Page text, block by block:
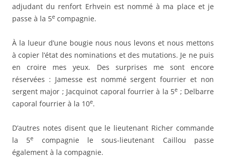
adjudant du renfort Erhvein est nommé à ma place et je
passe à la 5e compagnie.
À la lueur d’une bougie nous nous levons et nous mettons
à copier l’état des nominations et des mutations. Je ne puis
en croire mes yeux. Des surprises me sont encore
réservées : Jamesse est nommé sergent fourrier et non
sergent major ; Jacquinot caporal fourrier à la 5e ; Delbarre
caporal fourrier à la 10e.
D’autres notes disent que le lieutenant Richer commande
la 5e
compagnie le sous-lieutenant Caillou passe
également à la compagnie.